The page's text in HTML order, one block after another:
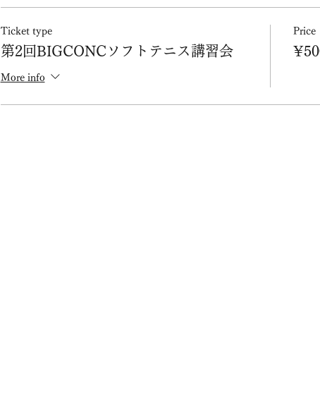
Ticket type
第2回BIGCONCソフトテニス講習会
More info
Price